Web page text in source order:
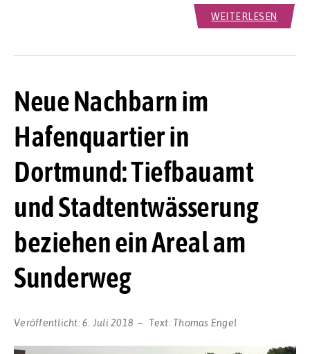
WEITERLESEN
Neue Nachbarn im
Hafenquartier in
Dortmund: Tiefbauamt
und Stadtentwässerung
beziehen ein Areal am
Sunderweg
Veröffentlicht:6. Juli 2018 Text:Thomas Engel